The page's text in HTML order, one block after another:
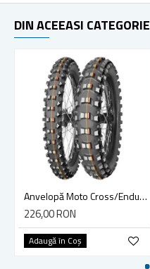
DIN ACEEASI CATEGORIE
Anvelopă Moto Cross/Enduro MITAS 60/100-14 TT 29M TERRA FORCE-MX
226,00 RON
Adaugă în Coş